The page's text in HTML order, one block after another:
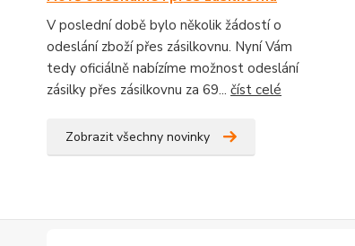
V poslední době bylo několik žádostí o
odeslání zboží přes zásilkovnu. Nyní Vám
tedy oficiálně nabízíme možnost odeslání
zásilky přes zásilkovnu za 69... číst celé
Zobrazit všechny novinky